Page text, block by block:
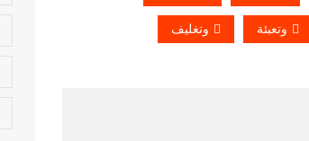
وتعبئة وتغليف